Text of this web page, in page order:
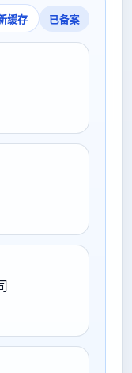
缓存 已备案